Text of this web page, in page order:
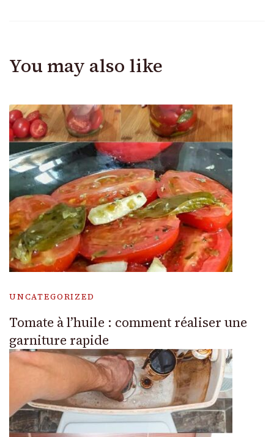
You may also like
UNCATEGORIZED
Tomate à l’huile : comment réaliser une
garniture rapide